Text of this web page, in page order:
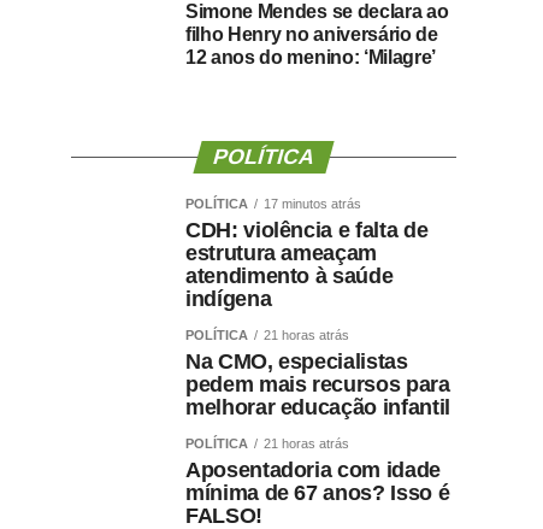
Simone Mendes se declara ao
filho Henry no aniversário de
12 anos do menino: ‘Milagre’
POLÍTICA
POLÍTICA 17 minutos atrás
CDH: violência e falta de
estrutura ameaçam
atendimento à saúde
indígena
POLÍTICA 21 horas atrás
Na CMO, especialistas
pedem mais recursos para
melhorar educação infantil
POLÍTICA 21 horas atrás
Aposentadoria com idade
mínima de 67 anos? Isso é
FALSO!